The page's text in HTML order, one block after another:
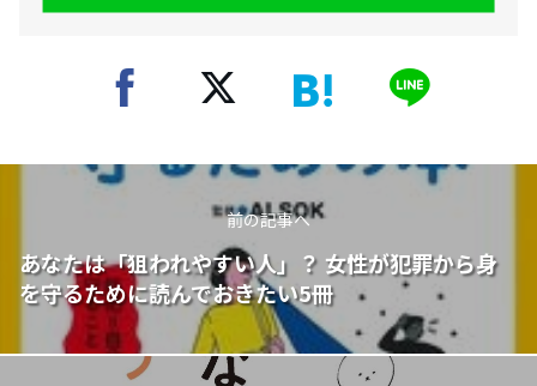
前の記事へ
あなたは「狙われやすい人」？ 女性が犯罪から身
を守るために読んでおきたい5冊